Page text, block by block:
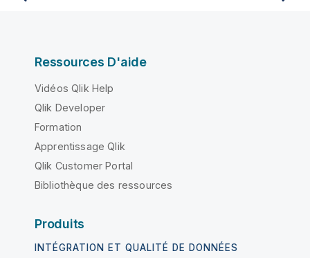
Ressources D'aide
Vidéos Qlik Help
Qlik Developer
Formation
Apprentissage Qlik
Qlik Customer Portal
Bibliothèque des ressources
Produits
INTÉGRATION ET QUALITÉ DE DONNÉES